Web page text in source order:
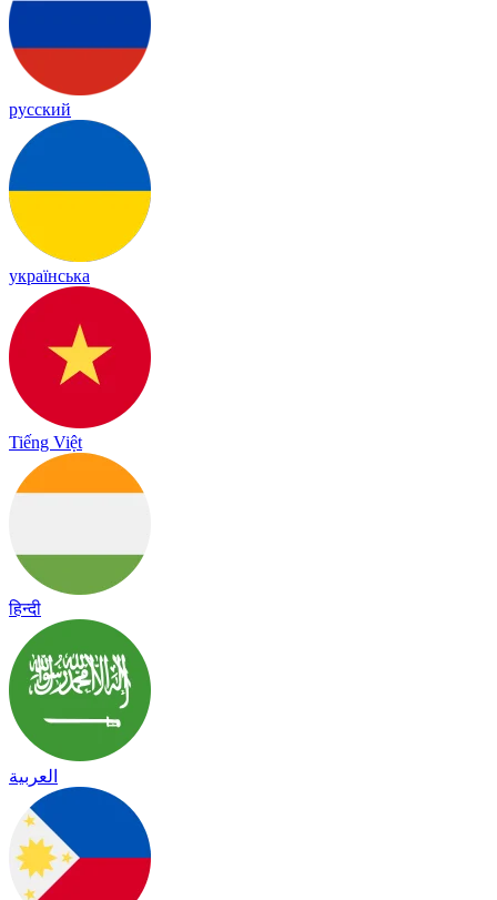
русский
українська
Tiếng Việt
हिन्दी
العربية